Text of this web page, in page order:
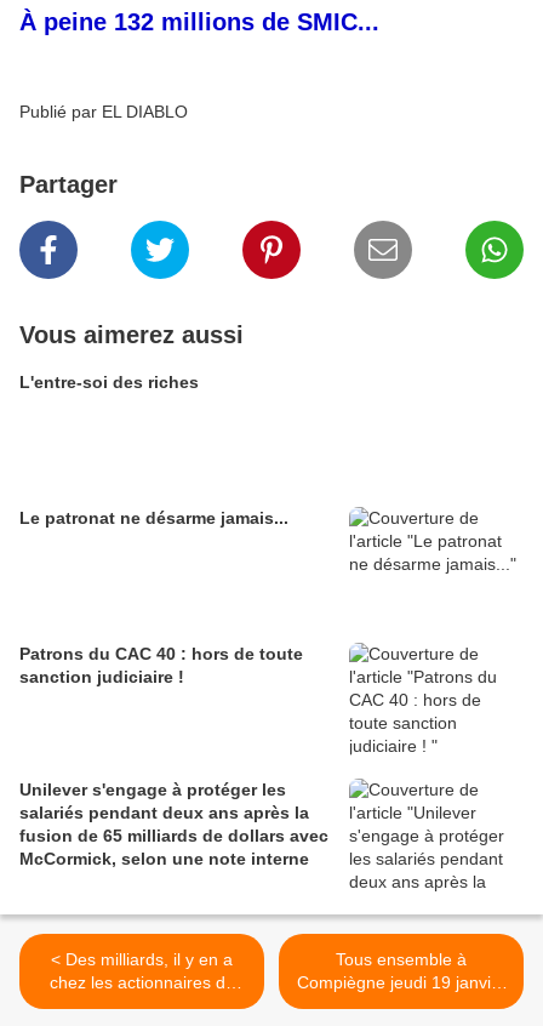
À peine 132 millions de SMIC...
Publié par EL DIABLO
Partager
Vous aimerez aussi
L'entre-soi des riches
Le patronat ne désarme jamais...
Patrons du CAC 40 : hors de toute
sanction judiciaire !
Unilever s'engage à protéger les
salariés pendant deux ans après la
fusion de 65 milliards de dollars avec
McCormick, selon une note interne
< Des milliards, il y en a
chez les actionnaires du
CAC 40, inutile de les voler
Tous ensemble à
Compiègne jeudi 19 janvier
2023 à 10H00 >